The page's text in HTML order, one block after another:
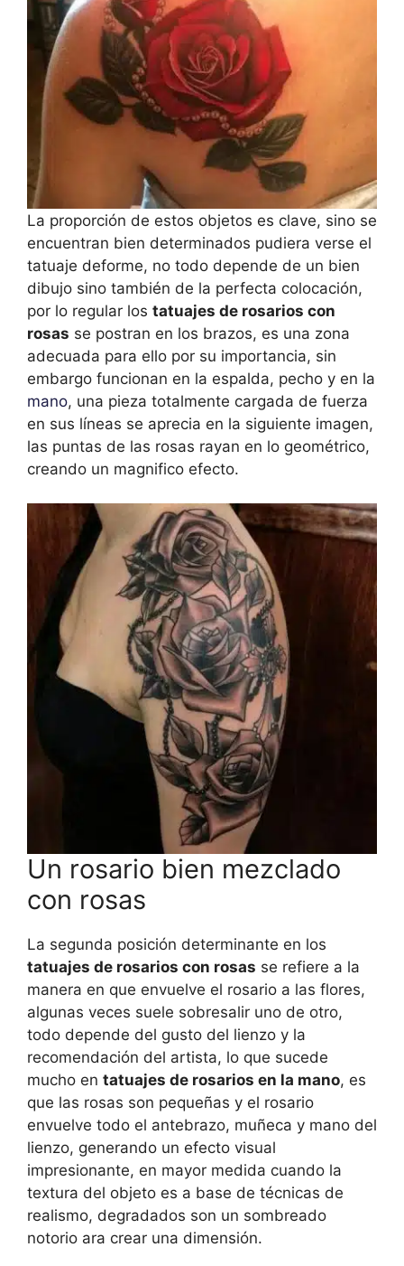
La proporción de estos objetos es clave, sino se
encuentran bien determinados pudiera verse el
tatuaje deforme, no todo depende de un bien
dibujo sino también de la perfecta colocación,
por lo regular los tatuajes de rosarios con
rosas se postran en los brazos, es una zona
adecuada para ello por su importancia, sin
embargo funcionan en la espalda, pecho y en la
mano, una pieza totalmente cargada de fuerza
en sus líneas se aprecia en la siguiente imagen,
las puntas de las rosas rayan en lo geométrico,
creando un magnifico efecto.
Un rosario bien mezclado
con rosas
La segunda posición determinante en los
tatuajes de rosarios con rosas se refiere a la
manera en que envuelve el rosario a las flores,
algunas veces suele sobresalir uno de otro,
todo depende del gusto del lienzo y la
recomendación del artista, lo que sucede
mucho en tatuajes de rosarios en la mano, es
que las rosas son pequeñas y el rosario
envuelve todo el antebrazo, muñeca y mano del
lienzo, generando un efecto visual
impresionante, en mayor medida cuando la
textura del objeto es a base de técnicas de
realismo, degradados son un sombreado
notorio ara crear una dimensión.